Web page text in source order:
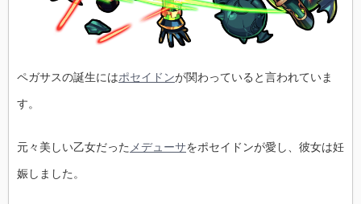
ペガサスの誕生にはポセイドンが関わっていると言われていま
す。
元々美しい乙女だった メデューサをポセイドンが愛し、彼女は妊
娠しました。